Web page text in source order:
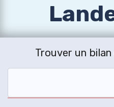
Trouver un